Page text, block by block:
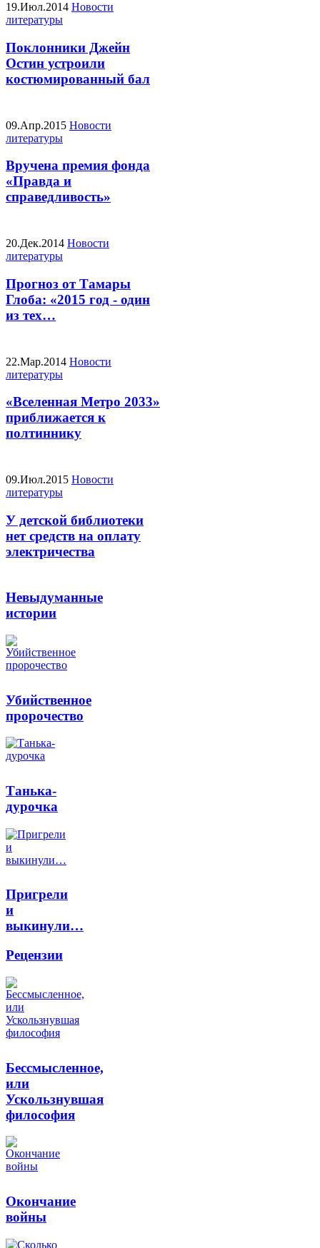
19.Июл.2014 Новости
литературы
Поклонники Джейн
Остин устроили
костюмированный бал
09.Апр.2015 Новости
литературы
Вручена премия фонда
«Правда и
справедливость»
20.Дек.2014 Новости
литературы
Прогноз от Тамары
Глоба: «2015 год - один
из тех…
22.Мар.2014 Новости
литературы
«Вселенная Метро 2033»
приближается к
полтиннику
09.Июл.2015 Новости
литературы
У детской библиотеки
нет средств на оплату
электричества
Невыдуманные
истории
Убийственное
пророчество
Танька-
дурочка
Пригрели
и
выкинули…
Рецензии
Бессмысленное,
или
Ускользнувшая
философия
Окончание
войны